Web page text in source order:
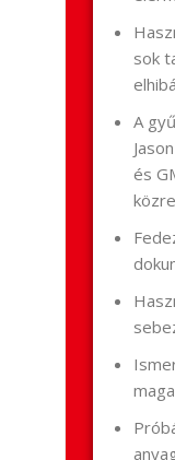
sok
A
és